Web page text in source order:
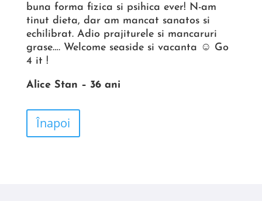
buna forma fizica si psihica ever! N-am
tinut dieta, dar am mancat sanatos si
echilibrat. Adio prajiturele si mancaruri
grase…. Welcome seaside si vacanta ☺ Go
4 it !
Alice Stan – 36 ani
Înapoi